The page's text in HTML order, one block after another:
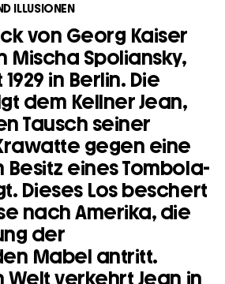
ILLUSIONEN
von Georg Kaiser
Mischa Spoliansky,
in Berlin. Die
dem Kellner Jean,
Tausch seiner
gegen eine
eines Tombola-
Dieses Los beschert
nach Amerika, die
der
Mabel antritt.
Welt verkehrt Jean in